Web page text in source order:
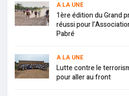
A LA UNE
1ère édition du Grand
réussi pour
Pabré
A LA UNE
Lutte contre le
pour aller au front